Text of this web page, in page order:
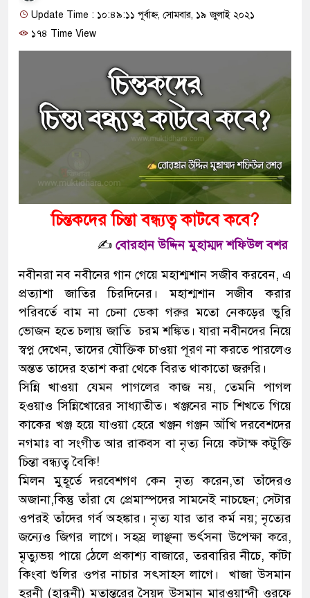
Update Time : ১০:৪৯:১১ পূর্বাহ্ন, সোমবার, ১৯ জুলাই ২০২১
১৭৪ Time View
চিন্তকদের চিন্তা বন্ধ্যত্ব কাটবে কবে?
✍️ বোরহান উদ্দিন মুহাম্মদ শফিউল বশর
নবীনরা নব নবীনের গান গেয়ে মহাশ্মশান সজীব করবেন, এ
প্রত্যাশা জাতির চিরদিনের। মহাশ্মশান সজীব করার
পরিবর্তে বাম না চেনা ডেকা গরুর মতো নেকড়ের ভুরি
ভোজন হতে চলায় জাতি চরম শঙ্কিত। যারা নবীনদের নিয়ে
স্বপ্ন দেখেন, তাদের যৌক্তিক চাওয়া পূরণ না করতে পারলেও
অন্তত তাদের হতাশ করা থেকে বিরত থাকাতো জরুরি।
সিন্নি খাওয়া যেমন পাগলের কাজ নয়, তেমনি পাগল
হওয়াও সিন্নিখোরের সাধ্যাতীত। খঞ্জনের নাচ শিখতে গিয়ে
কাকের খঞ্জ হয়ে যাওয়া হেরে খঞ্জন গঞ্জন আঁখি দরবেশদের
নগমাঃ বা সংগীত আর রাক্ব্স বা নৃত্য নিয়ে কটাক্ষ কটুক্তি
চিন্তা বন্ধ্যত্ব বৈকি!
মিলন মুহূর্তে দরবেশগণ কেন নৃত্য করেন,তা তাঁদেরও
অজানা,কিন্তু তাঁরা যে প্রেমাস্পদের সামনেই নাচছেন; সেটার
ওপরই তাঁদের গর্ব অহঙ্কার। নৃত্য যার তার কর্ম নয়; নৃত্যের
জন্যেও জিগর লাগে। সহস্র লাঞ্ছনা ভর্ৎসনা উপেক্ষা করে,
মৃত্যুভয় পায়ে ঠেলে প্রকাশ্য বাজারে, তরবারির নীচে, কাঁটা
কিংবা শুলির ওপর নাচার সৎসাহস লাগে। খাজা উসমান
হরনী (হারূনী) মতান্তরের সৈয়দ উসমান মারওয়ান্দী ওরফে